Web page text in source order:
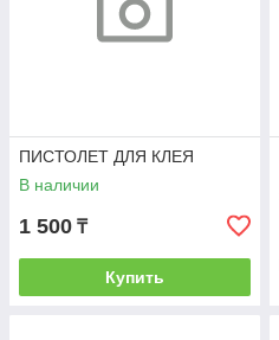
ПИСТОЛЕТ ДЛЯ КЛЕЯ
В наличии
1 500 ₸
Купить